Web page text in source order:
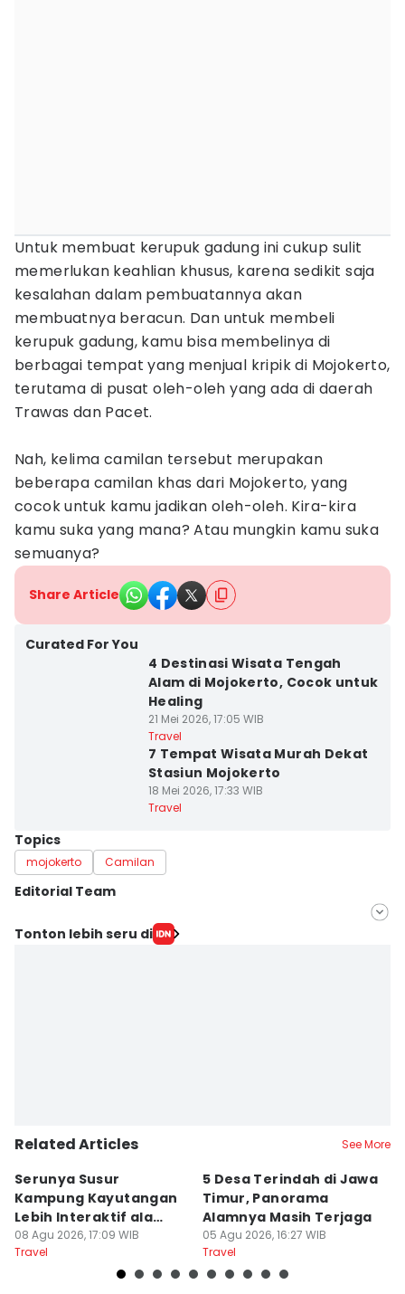
Untuk membuat kerupuk gadung ini cukup sulit
memerlukan keahlian khusus, karena sedikit saja
kesalahan dalam pembuatannya akan
membuatnya beracun. Dan untuk membeli
kerupuk gadung, kamu bisa membelinya di
berbagai tempat yang menjual kripik di Mojokerto,
terutama di pusat oleh-oleh yang ada di daerah
Trawas dan Pacet.
Nah, kelima camilan tersebut merupakan
beberapa camilan khas dari Mojokerto, yang
cocok untuk kamu jadikan oleh-oleh. Kira-kira
kamu suka yang mana? Atau mungkin kamu suka
semuanya?
Share Article
Curated For You
4 Destinasi Wisata Tengah
Alam di Mojokerto, Cocok untuk
Healing
21 Mei 2026, 17:05 WIB
Travel
7 Tempat Wisata Murah Dekat
Stasiun Mojokerto
18 Mei 2026, 17:33 WIB
Travel
Topics
mojokerto Camilan
Editorial Team
Editor
Tonton lebih seru di
Related Articles See More
Serunya Susur
Kampung Kayutangan
Lebih Interaktif ala
Kelana Race
08 Agu 2026, 17:09 WIB
Travel
5 Desa Terindah di Jawa
Timur, Panorama
Alamnya Masih Terjaga
05 Agu 2026, 16:27 WIB
Travel